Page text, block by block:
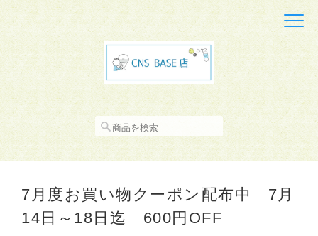
7月度お買い物クーポン配布中 7月
14日～18日迄 600円OFF